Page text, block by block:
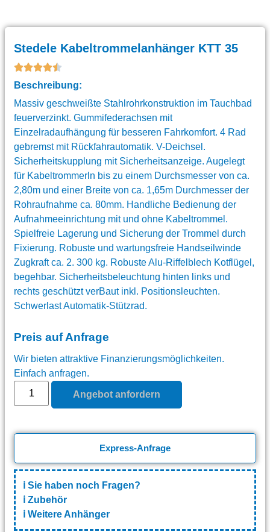
Stedele Kabeltrommelanhänger KTT 35
Beschreibung:
Massiv geschweißte Stahlrohrkonstruktion im Tauchbad
feuerverzinkt. Gummifederachsen mit
Einzelradaufhängung für besseren Fahrkomfort. 4 Rad
gebremst mit Rückfahrautomatik. V-Deichsel.
Sicherheitskupplung mit Sicherheitsanzeige. Augelegt
für Kabeltrommerln bis zu einem Durchsmesser von ca.
2,80m und einer Breite von ca. 1,65m Durchmesser der
Rohraufnahme ca. 80mm. Handliche Bedienung der
Aufnahmeeinrichtung mit und ohne Kabeltrommel.
Spielfreie Lagerung und Sicherung der Trommel durch
Fixierung. Robuste und wartungsfreie Handseilwinde
Zugkraft ca. 2. 300 kg. Robuste Alu-Riffelblech Kotflügel,
begehbar. Sicherheitsbeleuchtung hinten links und
rechts geschützt verBaut inkl. Positionsleuchten.
Schwerlast Automatik-Stützrad.
Preis auf Anfrage
Wir bieten attraktive Finanzierungsmöglichkeiten.
Einfach anfragen.
Angebot anfordern
Express-Anfrage
ℹ️ Sie haben noch Fragen?
ℹ️ Zubehör
ℹ️ Weitere Anhänger